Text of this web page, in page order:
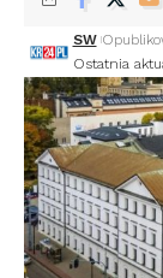
Ostatnia
SW